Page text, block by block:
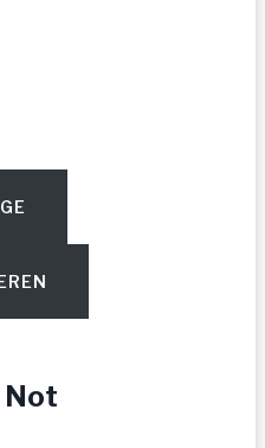
Not